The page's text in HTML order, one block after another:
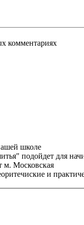
комментариях
школе
подойдет для
м. Московская
и